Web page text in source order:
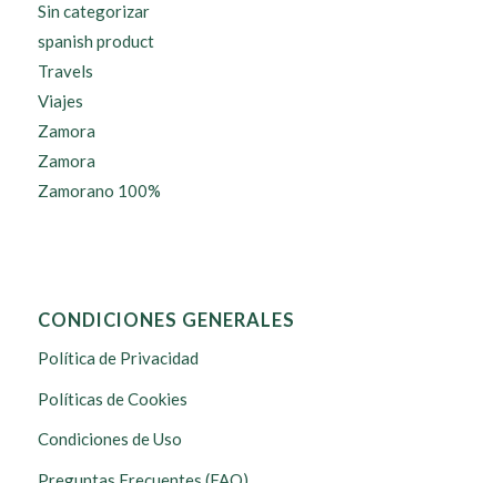
Sin categorizar
spanish product
Travels
Viajes
Zamora
Zamora
Zamorano 100%
CONDICIONES GENERALES
Política de Privacidad
Políticas de Cookies
Condiciones de Uso